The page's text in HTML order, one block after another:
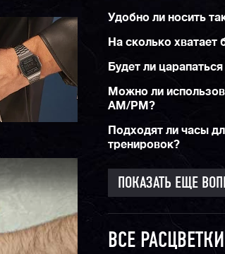
Удобно ли носить
На сколько хватает
Будет ли
Можно ли
AM/PM?
Подходят ли часы
тренировок?
ПОКАЗАТЬ ЕЩЕ
ВСЕ